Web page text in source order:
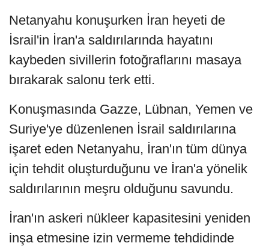
Netanyahu konuşurken İran heyeti de
İsrail'in İran'a saldırılarında hayatını
kaybeden sivillerin fotoğraflarını masaya
bırakarak salonu terk etti.
Konuşmasında Gazze, Lübnan, Yemen ve
Suriye'ye düzenlenen İsrail saldırılarına
işaret eden Netanyahu, İran'ın tüm dünya
için tehdit oluşturduğunu ve İran'a yönelik
saldırılarının meşru olduğunu savundu.
İran'ın askeri nükleer kapasitesini yeniden
inşa etmesine izin vermeme tehdidinde